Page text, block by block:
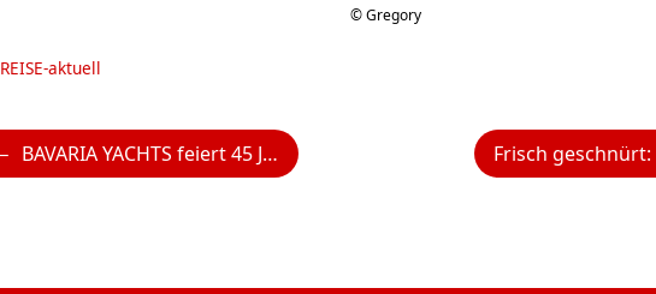
© Gregory
Kategorien
REISE-aktuell
BAVARIA YACHTS feiert 45 Jahre Segel- und 25 Jahre Motorbootbau